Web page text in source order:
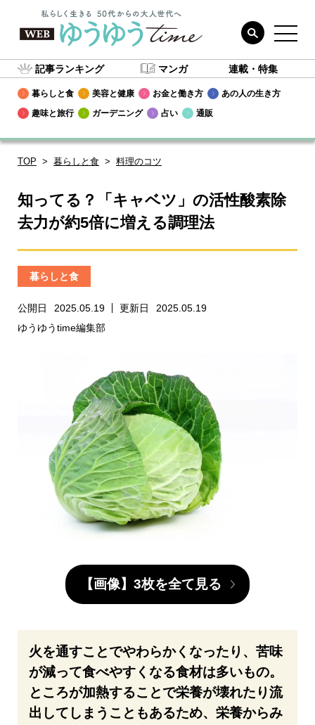
記事ランキング マンガ 連載・特集
暮らしと食 美容と健康 お金と働き方
あの人の生き方
趣味と旅行
ガーデニング 占い 通販
TOP 暮らしと食 料理のコツ
知ってる？「キャベツ」の活性酸素除
去力が約5倍に増える調理法
暮らしと食
公開日 2025.05.19 更新日
2025.05.19
ゆうゆうtime編集部
【画像】3枚を全て見る
火を通すことでやわらかくなったり、苦味
が減って食べやすくなる食材は多いもの。
ところが加熱することで栄養が壊れたり流
出してしまうこともあるため、栄養からみ